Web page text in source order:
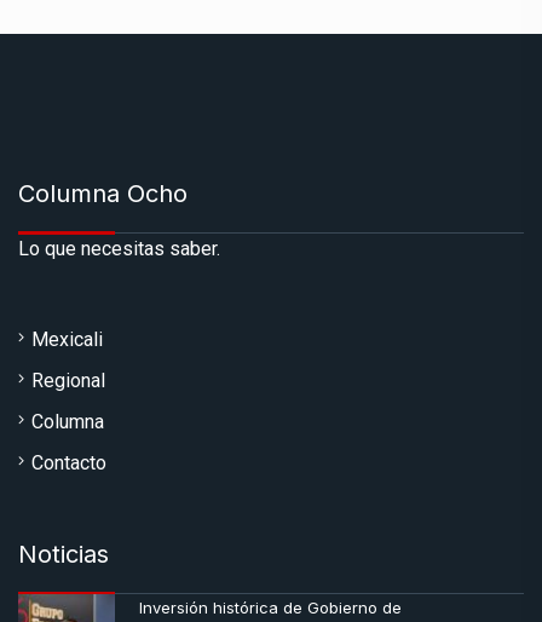
Columna Ocho
Lo que necesitas saber.
Mexicali
Regional
Columna
Contacto
Noticias
Inversión histórica de Gobierno de